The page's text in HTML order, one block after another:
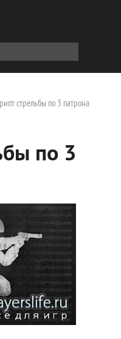
стрельбы по 3 патрона
по 3